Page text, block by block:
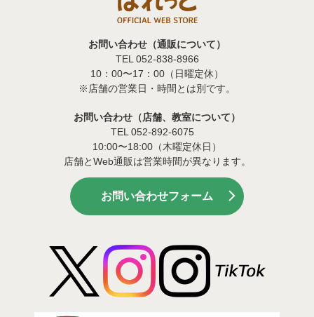
お問い合わせ（通販について）
TEL 052-838-8966
10：00〜17：00（日曜定休）
※店舗の営業日・時間とは別です。
お問い合わせ（店舗、教室について）
TEL 052-892-6075
10:00〜18:00（木曜定休日）
店舗とWeb通販は営業時間が異なります。
お問い合わせフォーム